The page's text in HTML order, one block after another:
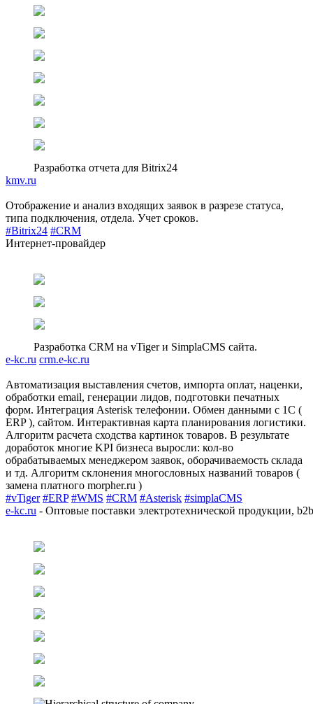
Разработка отчета для Bitrix24
kmv.ru
Отображение и анализ входящих заявок в разрезе статуса,
типа подключения, отдела. Учет сроков.
#Bitrix24 #CRM
Интернет-провайдер
Разработка CRM на vTiger и SimplaCMS сайта.
e-kc.ru crm.e-kc.ru
Автоматизация выставления счетов, импорта оплат, наценки,
обработки email, генерации лидов, подготовки печатных
форм. Интеграция Asterisk телефонии. Обмен данными с 1С (
ERP ), сайтом. Интерактивная карта планирования логистики.
Алгоритм расчета сходства картинок товаров. В результате
доработок многие KPI бизнеса выросли: кол-во
обрабатываемых менеджером заявок, оборачиваемость склада
и тд. Алгоритм склонения многословных названий товаров (
замена платного morpher.ru )
#vTiger #ERP #WMS #CRM #Asterisk #simplaCMS
e-kc.ru - Оптовые поставки электротехнической продукции,